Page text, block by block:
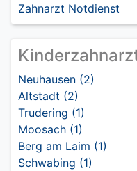
Zahnarzt Notdienst
Neuhausen (2)
Altstadt (2)
Trudering (1)
Moosach (1)
Berg am Laim (1)
Schwabing (1)